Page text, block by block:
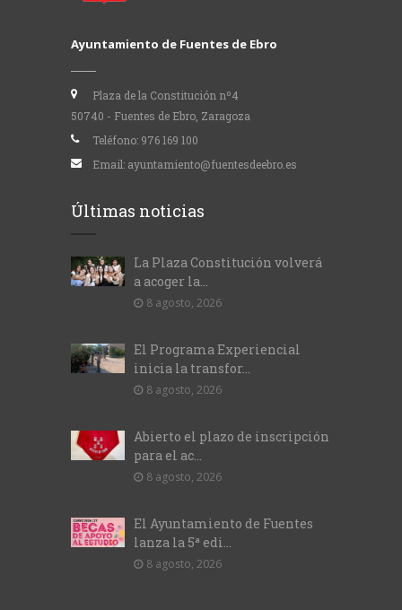
Ayuntamiento de Fuentes de Ebro
Plaza de la Constitución nº4
50740 - Fuentes de Ebro, Zaragoza
Teléfono: 976 169 100
Email: ayuntamiento@fuentesdeebro.es
Últimas noticias
La Plaza Constitución volverá
a acoger la...
8 agosto, 2026
El Programa Experiencial
inicia la transfor...
8 agosto, 2026
Abierto el plazo de inscripción
para el ac...
8 agosto, 2026
El Ayuntamiento de Fuentes
lanza la 5ª edi...
8 agosto, 2026